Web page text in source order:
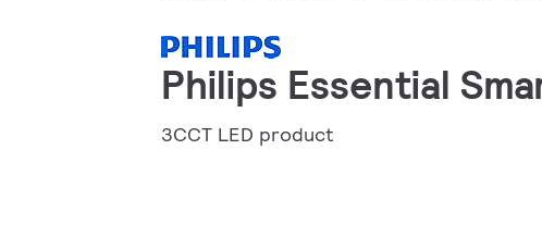
Philips Essential
3CCT LED product